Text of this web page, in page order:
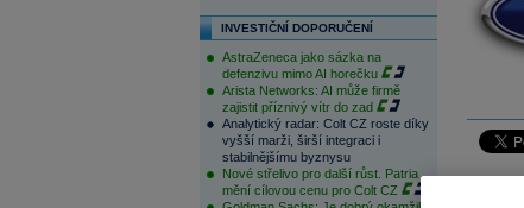
INVESTIČNÍ DOPORUČENÍ
AstraZeneca jako sázka na
defenzivu mimo AI horečku
Arista Networks: AI může firmě
zajistit příznivý vítr do zad
Analytický radar: Colt CZ roste díky
vyšší marži, širší integraci i
stabilnějšímu byznysu
Nové střelivo pro další růst. Patria
mění cílovou cenu pro Colt CZ